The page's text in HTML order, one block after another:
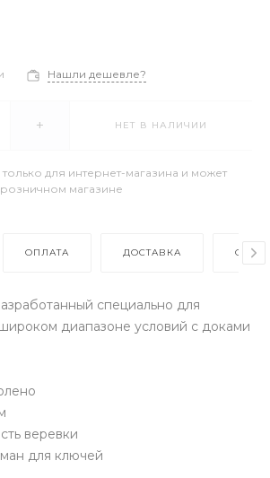
Нашли дешевле?
+ НЕТ В НАЛИЧИИ
только для интернет-магазина и может
розничном магазине
ОПЛАТА ДОСТАВКА
специально для
диапазоне условий с доками
веревки
для ключей